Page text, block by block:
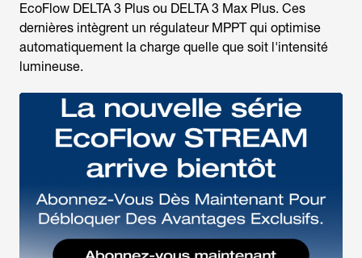
EcoFlow DELTA 3 Plus ou DELTA 3 Max Plus. Ces
dernières intègrent un régulateur MPPT qui optimise
automatiquement la charge quelle que soit l'intensité
lumineuse.